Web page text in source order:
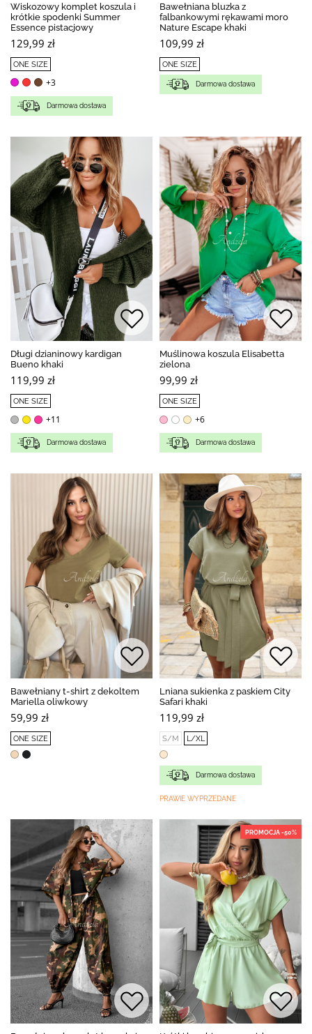
Wiskozowy komplet koszula i
krótkie spodenki Summer
Essence pistacjowy
129,99 zł
ONE SIZE
+3
Darmowa dostawa
Bawełniana bluzka z
falbankowymi rękawami moro
Nature Escape khaki
109,99 zł
ONE SIZE
Darmowa dostawa
Długi dzianinowy kardigan
Bueno khaki
119,99 zł
ONE SIZE
+11
Darmowa dostawa
Muślinowa koszula Elisabetta
zielona
99,99 zł
ONE SIZE
+6
Darmowa dostawa
Bawełniany t-shirt z dekoltem
Mariella oliwkowy
59,99 zł
ONE SIZE
Lniana sukienka z paskiem City
Safari khaki
119,99 zł
S/M L/XL
Darmowa dostawa
PRAWIE WYPRZEDANE
PROMOCJA -50%